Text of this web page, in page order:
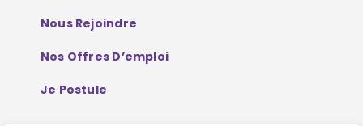
Nous Rejoindre
Nos Offres D’emploi
Je Postule